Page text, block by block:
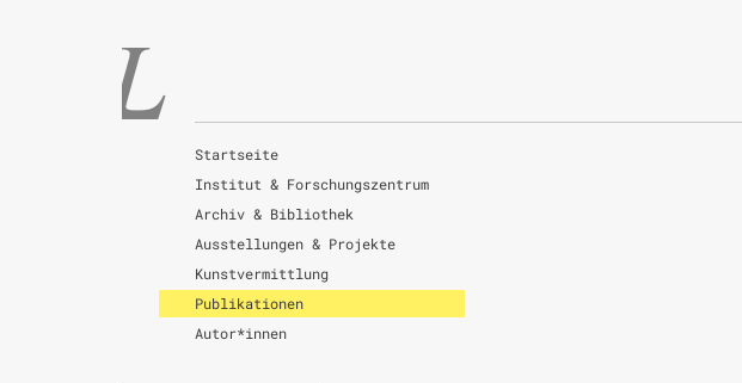
Startseite
Institut & Forschungszentrum
Archiv & Bibliothek
Ausstellungen & Projekte
Kunstvermittlung
Publikationen
Autor*innen